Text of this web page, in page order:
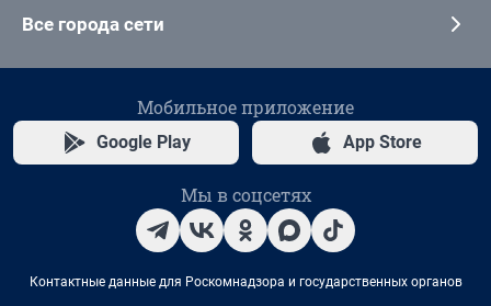
Все города сети
Мобильное приложение
Google Play App Store
Мы в соцсетях
Контактные данные для Роскомнадзора и государственных органов